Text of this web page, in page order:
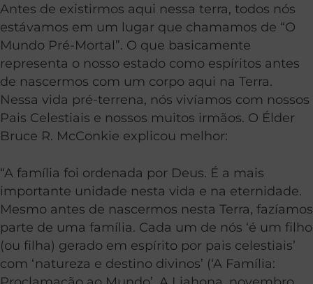
Antes de existirmos aqui nessa terra, todos nós
estávamos em um lugar que chamamos de “O
Mundo Pré-Mortal”. O que basicamente
representa o nosso estado como espíritos antes
de nascermos com um corpo aqui na Terra.
Nessa vida pré-terrena, nós vivíamos com nossos
Pais Celestiais e nossos muitos irmãos. O Élder
Bruce R. McConkie explicou melhor:
“A família foi ordenada por Deus. É a mais
importante unidade nesta vida e na eternidade.
Mesmo antes de nascermos nesta Terra, fazíamos
parte de uma família. Cada um de nós ‘é um filho
(ou filha) gerado em espírito por pais celestiais’
com ‘natureza e destino divinos’ (‘A Família: